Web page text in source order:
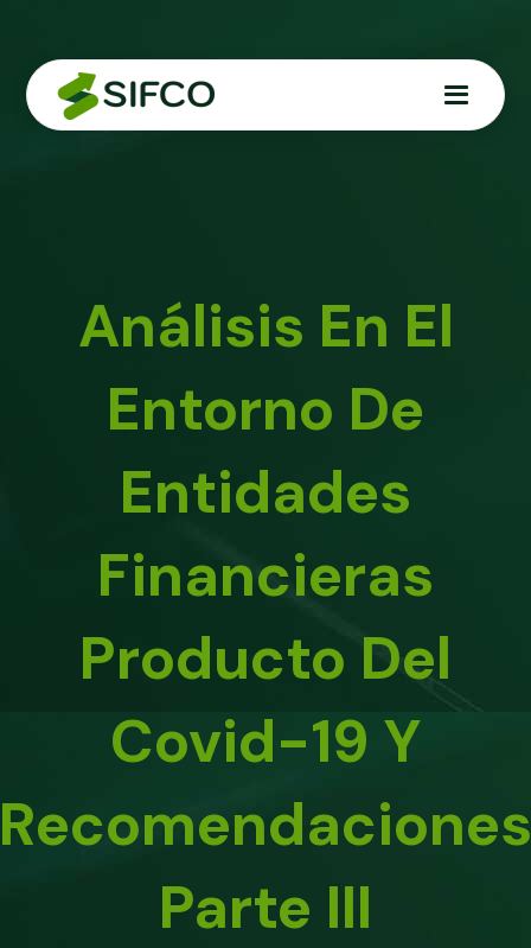
Análisis En El
Entorno De
Entidades
Financieras
Producto Del
Covid-19 Y
Recomendaciones
Parte III